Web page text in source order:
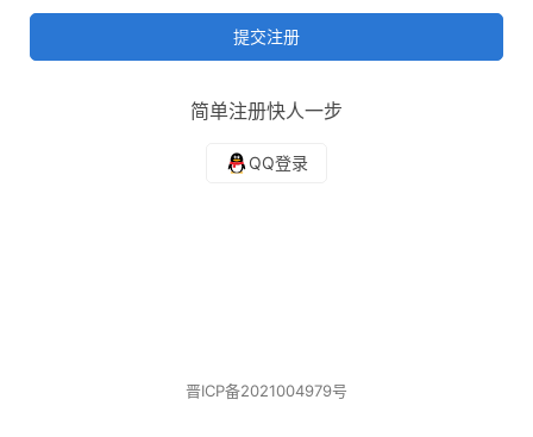
提交注册
简单注册快人一步
晋ICP备2021004979号